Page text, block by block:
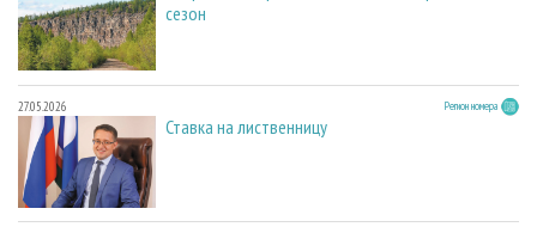
сезон
27.05.2026 Регион номера
Ставка на лиственницу